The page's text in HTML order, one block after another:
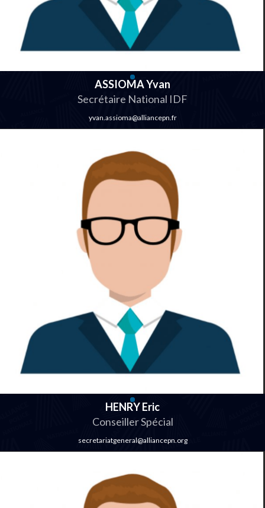
ASSIOMA Yvan
Secrétaire National IDF
yvan.assioma@alliancepn.fr
HENRY Eric
Conseiller Spécial
secretariatgeneral@alliancepn.org